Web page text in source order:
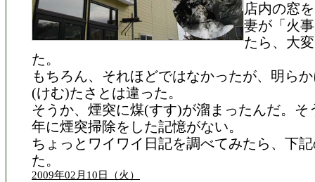
店内の窓
妻が「火
たら、大
た。
もちろん、それほどではなかったが、明ら
(けむ)たさとは違った。
そうか、煙突に煤(すす)が溜まったんだ。そ
年に煙突掃除をした記憶がない。
ちょっとワイワイ日記を調べてみたら、下
た。
2009年02月10日（火）